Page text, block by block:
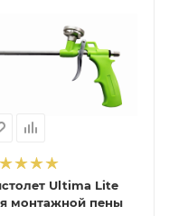
Ultima Lite
монтажной пены